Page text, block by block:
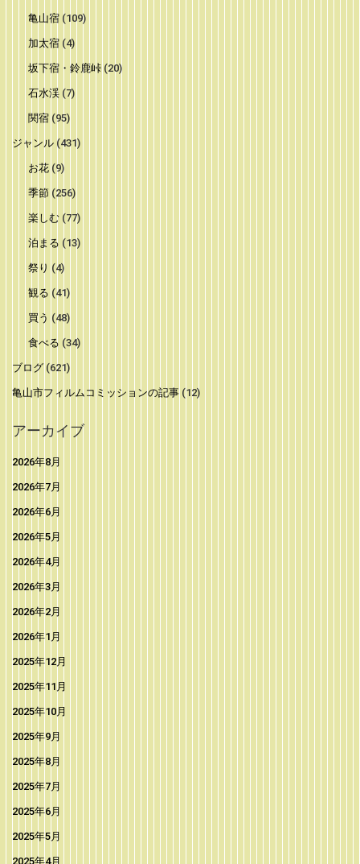
亀山宿(109)
加太宿(4)
坂下宿・鈴鹿峠(20)
石水渓(7)
関宿(95)
ジャンル (431)
お花(9)
季節 (256)
楽しむ (77)
泊まる (13)
祭り (4)
観る (41)
買う (48)
食べる (34)
ブログ (621)
亀山市フィルムコミッションの記事 (12)
アーカイブ
2026年8月
2026年7月
2026年6月
2026年5月
2026年4月
2026年3月
2026年2月
2026年1月
2025年12月
2025年11月
2025年10月
2025年9月
2025年8月
2025年7月
2025年6月
2025年5月
2025年4月